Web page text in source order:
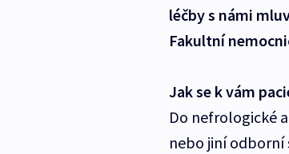
léčby s námi
Fakultní
Jak se k vám
Do nefrologické
nebo jiní odborní